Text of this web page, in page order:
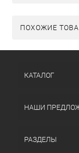
ПОХОЖИЕ
КАТАЛОГ
НАШИ
РАЗДЕЛЫ